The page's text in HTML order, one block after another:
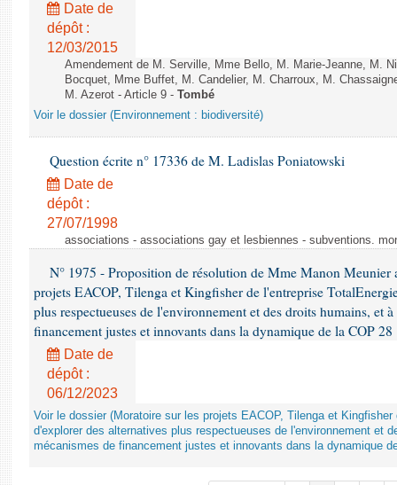
Date de
dépôt :
12/03/2015
Amendement de M. Serville, Mme Bello, M. Marie-Jeanne, M.
Bocquet, Mme Buffet, M. Candelier, M. Charroux, M.
M. Azerot - Article 9 - Tombé
Voir le dossier (Environnement : biodiversité)
Question écrite n° 17336 de M. Ladislas Poniatowski
Date de
dépôt :
27/07/1998
associations - associations gay et lesbiennes - subventions.
N° 1975 - Proposition de résolution de Mme Manon Meunier
projets EACOP, Tilenga et Kingfisher de l'entreprise
plus respectueuses de l'environnement et des droits humains, et
financement justes et innovants dans la dynamique de la COP 28
Date de
dépôt :
06/12/2023
Voir le dossier (Moratoire sur les projets EACOP, Tilenga et
d'explorer des alternatives plus respectueuses de l'environnement et
mécanismes de financement justes et innovants dans la dynamique